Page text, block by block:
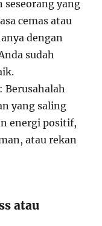
seseorang yang
cemas atau
dengan
sudah
: Berusahalah
yang saling
energi positif,
atau rekan
atau